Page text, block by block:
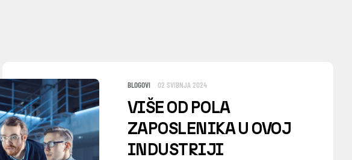
BLOGOVI 02 SVIBNJA 2024
VIŠE OD POLA
ZAPOSLENIKA U OVOJ
INDUSTRIJI